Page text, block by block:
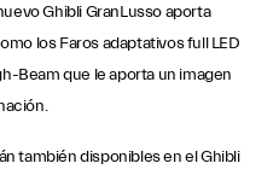
Ghibli GranLusso aporta
los Faros adaptativos full LED
Beam que le aporta un imagen
también disponibles en el Ghibli